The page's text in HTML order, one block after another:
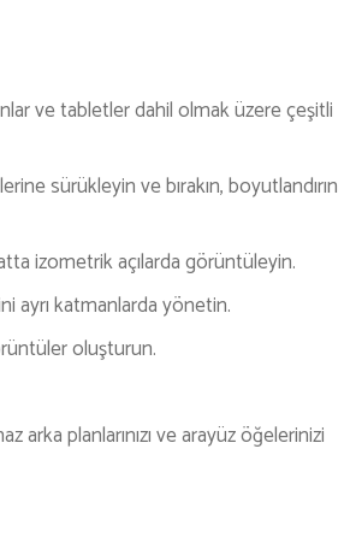
ve tabletler dahil olmak üzere çeşitli
sürükleyin ve bırakın, boyutlandırın
izometrik açılarda görüntüleyin.
ayrı katmanlarda yönetin.
oluşturun.
arka planlarınızı ve arayüz öğelerinizi